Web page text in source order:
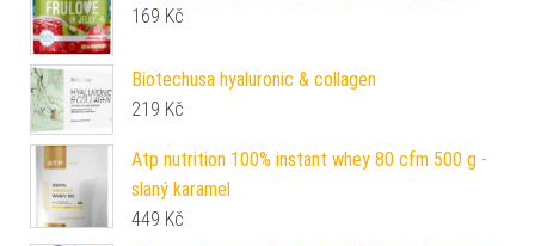
169 Kč
Biotechusa hyaluronic & collagen
219 Kč
Atp nutrition 100% instant whey 80 cfm 500 g -
slaný karamel
449 Kč